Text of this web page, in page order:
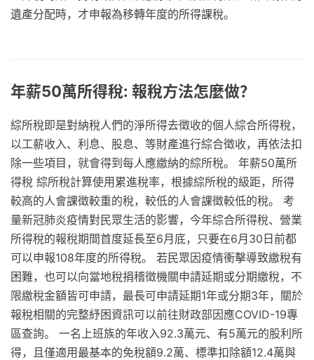
遺產分配時，才申報為移轉年度的所得課稅。
年薪50萬所得稅: 報稅方法怎麼做？
綜所稅即是對納稅人們的淨所得去徵收的個人綜合所得稅，
以工薪收入、利息、股息、等財產進行綜合徵收，再依法扣
除一些項目，就會得到每人應繳納的綜所稅。 年薪50萬所
得稅 綜所稅計算使用累進稅率，根據綜所稅的級距，所得
較高的人會課徵較重的稅，較低的人會課徵較低的稅。 考
量新冠肺炎疫情對民眾生活的影響，今年綜合所得稅、營業
所得稅的報稅期間首度延長至6月底，只要在6月30日前都
可以申報108年度的所得稅。 若民眾因疫情衝擊導致繳稅有
困難，也可以向當地稅捐稽徵機關申請延期或分期繳稅，不
限繳稅金額皆可申請，最長可申請延期1年或分期3年，關於
報稅相關的完整紓困資訊可以前往財政部因應COVID-19專
區查詢。 一名上班族的年收入92.3萬元、有5萬元的股利所
得，且僅適用最基本的免稅額9.2萬、標準扣除額12.4萬與